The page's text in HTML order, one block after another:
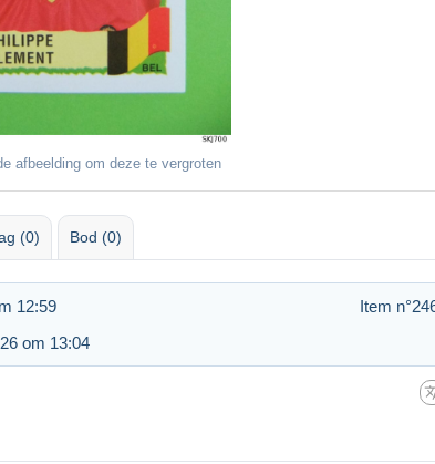
afbeelding om deze te vergroten
(0) Bod (0)
12:59
Item
om 13:04